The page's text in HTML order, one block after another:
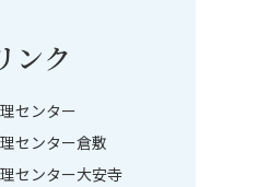
ンク
センター
センター倉敷
センター大安寺